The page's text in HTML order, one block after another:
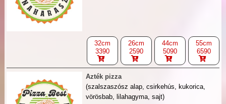
32cm
3390
26cm
2590
44cm
5090
55cm
6590
Azték pizza
(szalszaszósz alap, csirkehús, kukorica,
vörösbab, lilahagyma, sajt)